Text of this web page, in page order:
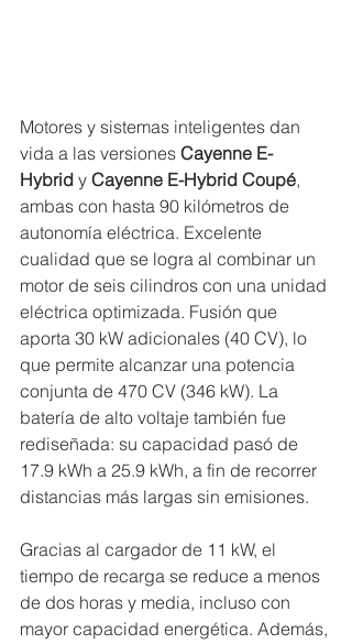
Motores y sistemas inteligentes dan
vida a las versiones Cayenne E-
Hybrid y Cayenne E-Hybrid Coupé,
ambas con hasta 90 kilómetros de
autonomía eléctrica. Excelente
cualidad que se logra al combinar un
motor de seis cilindros con una unidad
eléctrica optimizada. Fusión que
aporta 30 kW adicionales (40 CV), lo
que permite alcanzar una potencia
conjunta de 470 CV (346 kW). La
batería de alto voltaje también fue
rediseñada: su capacidad pasó de
17.9 kWh a 25.9 kWh, a fin de recorrer
distancias más largas sin emisiones.
Gracias al cargador de 11 kW, el
tiempo de recarga se reduce a menos
de dos horas y media, incluso con
mayor capacidad energética. Además,